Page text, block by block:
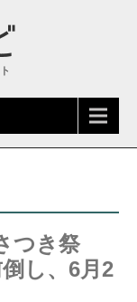
つき祭
し、6月2